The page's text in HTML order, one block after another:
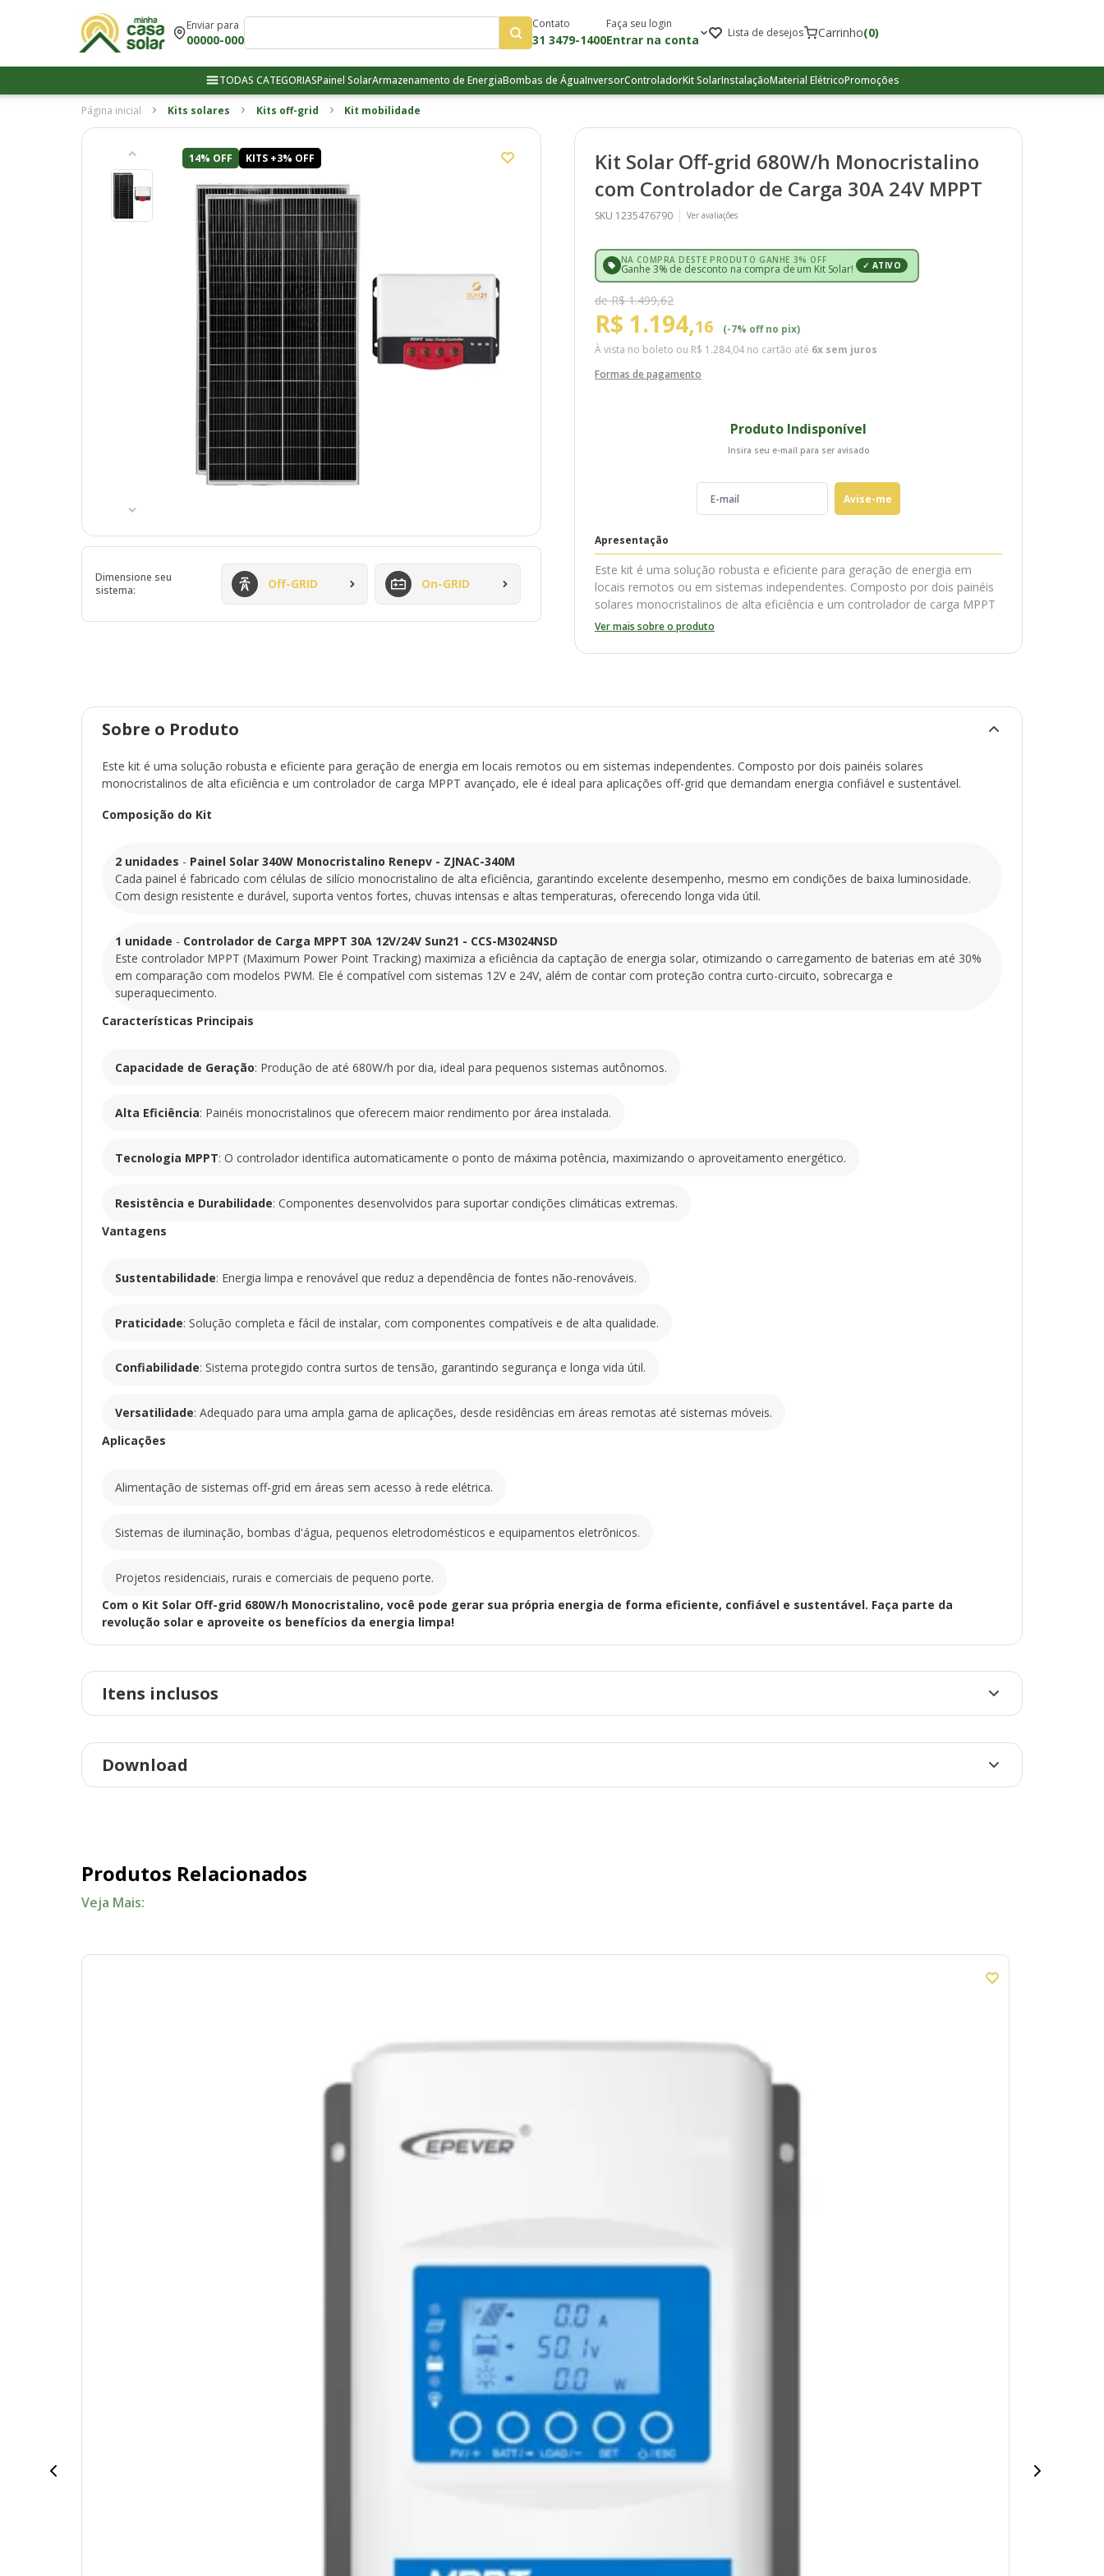
Enviar para
00000-000
Contato
31 3479-1400
Faça seu login
Entrar na conta Lista de desejos Carrinho(0)
TODAS CATEGORIASPainel SolarArmazenamento de EnergiaBombas de ÁguaInversorControladorKit SolarInstalaçãoMaterial ElétricoPromoções
Página inicial Kits solares Kits off-grid Kit mobilidade
14% OFF KITS +3% OFF
Dimensione seu
sistema:
Off-GRID On-GRID
Kit Solar Off-grid 680W/h Monocristalino
com Controlador de Carga 30A 24V MPPT
SKU 1235476790 Ver avaliações
NA COMPRA DESTE PRODUTO GANHE 3% OFF
Ganhe 3% de desconto na compra de um Kit Solar! ✓ ATIVO
de R$ 1.499,62
R$ 1.194,16
(-7% off no pix)
À vista no boleto ou R$ 1.284,04 no cartão até 6x sem juros
Formas de pagamento
Produto Indisponível
Insira seu e-mail para ser avisado
Avise-me
Apresentação
Este kit é uma solução robusta e eficiente para geração de energia em
locais remotos ou em sistemas independentes. Composto por dois painéis
solares monocristalinos de alta eficiência e um controlador de carga MPPT
avançado, ele é ideal para aplicações off-grid que demandam energia
Composição do Kit
Painel Solar 340W Monocristalino Renepv - ZJNAC-340M
eficiência, garantindo excelente desempenho, mesmo em condições de
baixa luminosidade. Com design resistente e durável, suporta ventos fortes,
chuvas intensas e altas temperaturas, oferecendo longa vida útil.
Este controlador MPPT (Maximum Power Point Tracking) maximiza a
eficiência da captação de energia solar, otimizando o carregamento de
circuito, sobrecarga e superaquecimento.
Características Principais
Capacidade de Geração
área instalada.
: O controlador identifica automaticamente o ponto de máxima
: Componentes desenvolvidos para suportar condições climáticas
Vantagens
Praticidade
Confiabilidade
segurança e longa vida útil.
residências em áreas remotas até sistemas móveis.
Projetos residenciais, rurais e comerciais de pequeno porte.
Ver mais sobre o produto
Sobre o Produto
Este kit é uma solução robusta e eficiente para geração de energia em locais remotos ou em sistemas independentes. Composto por dois painéis solares
monocristalinos de alta eficiência e um controlador de carga MPPT avançado, ele é ideal para aplicações off-grid que demandam energia confiável e sustentável.
Composição do Kit
2 unidades - Painel Solar 340W Monocristalino Renepv - ZJNAC-340M
Cada painel é fabricado com células de silício monocristalino de alta eficiência, garantindo excelente desempenho, mesmo em condições de baixa luminosidade.
Com design resistente e durável, suporta ventos fortes, chuvas intensas e altas temperaturas, oferecendo longa vida útil.
1 unidade - Controlador de Carga MPPT 30A 12V/24V Sun21 - CCS-M3024NSD
Este controlador MPPT (Maximum Power Point Tracking) maximiza a eficiência da captação de energia solar, otimizando o carregamento de baterias em até 30%
em comparação com modelos PWM. Ele é compatível com sistemas 12V e 24V, além de contar com proteção contra curto-circuito, sobrecarga e
superaquecimento.
Características Principais
Capacidade de Geração: Produção de até 680W/h por dia, ideal para pequenos sistemas autônomos.
Alta Eficiência: Painéis monocristalinos que oferecem maior rendimento por área instalada.
Tecnologia MPPT: O controlador identifica automaticamente o ponto de máxima potência, maximizando o aproveitamento energético.
Resistência e Durabilidade: Componentes desenvolvidos para suportar condições climáticas extremas.
Vantagens
Sustentabilidade: Energia limpa e renovável que reduz a dependência de fontes não-renováveis.
Praticidade: Solução completa e fácil de instalar, com componentes compatíveis e de alta qualidade.
Confiabilidade: Sistema protegido contra surtos de tensão, garantindo segurança e longa vida útil.
Versatilidade: Adequado para uma ampla gama de aplicações, desde residências em áreas remotas até sistemas móveis.
Aplicações
Alimentação de sistemas off-grid em áreas sem acesso à rede elétrica.
Sistemas de iluminação, bombas d'água, pequenos eletrodomésticos e equipamentos eletrônicos.
Projetos residenciais, rurais e comerciais de pequeno porte.
Com o Kit Solar Off-grid 680W/h Monocristalino, você pode gerar sua própria energia de forma eficiente, confiável e sustentável. Faça parte da
revolução solar e aproveite os benefícios da energia limpa!
Itens inclusos
Download
Produtos Relacionados
Veja Mais: